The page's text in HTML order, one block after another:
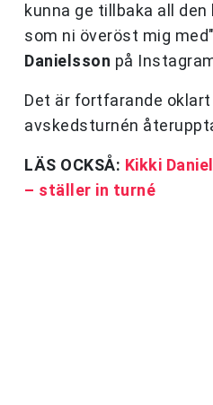
kunna ge tillbaka all
som ni överöst mig
Danielsson på
Det är fortfarande
avskedsturnén
LÄS OCKSÅ: Kikki
– ställer in turné